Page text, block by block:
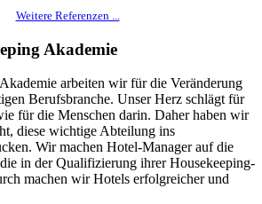
Weitere Referenzen ...
Akademie
arbeiten wir für die Veränderung
Berufsbranche. Unser Herz schlägt für
für die Menschen darin. Daher haben wir
diese wichtige Abteilung ins
Wir machen Hotel-Manager auf die
in der Qualifizierung ihrer Housekeeping-
machen wir Hotels erfolgreicher und